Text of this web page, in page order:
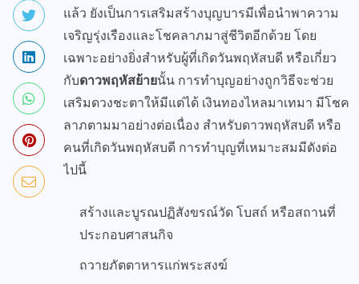
แล้ว ยังเป็นการเสริมสร้างบุญบารมีเพื่อนำพาความ
เจริญรุ่งเรืองและโชคลาภมาสู่ชีวิตอีกด้วย โดย
เฉพาะอย่างยิ่งสำหรับผู้ที่เกิดวันพฤหัสบดี หรือเกี่ยว
กับดาวพฤหัสย้ายนั้น การทำบุญอย่างถูกวิธีจะช่วย
เสริมดวงชะตาให้มีแต่ได้ เงินทองไหลมาเทมา มีโชค
ลาภตามมาอย่างต่อเนื่อง สำหรับดาวพฤหัสบดี หรือ
คนที่เกิดวันพฤหัสบดี การทำบุญที่เหมาะสมมีดังต่อ
ไปนี้
สร้างและบูรณปฏิสังขรณ์วัด โบสถ์ หรือสถานที่
ประกอบศาสนกิจ
ถวายภัตตาหารแก่พระสงฆ์